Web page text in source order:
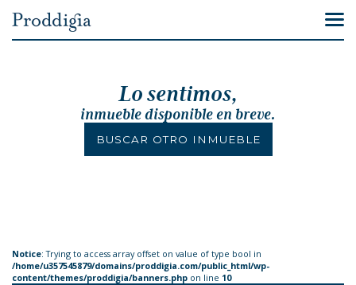
Lo sentimos,
inmueble disponible en breve.
BUSCAR OTRO INMUEBLE
Notice: Trying to access array offset on value of type bool in
/home/u357545879/domains/proddigia.com/public_html/wp-
content/themes/proddigia/banners.php on line 10